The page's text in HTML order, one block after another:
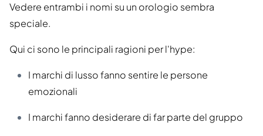
Vedere entrambi i nomi su un orologio sembra
speciale.
Qui ci sono le principali ragioni per l'hype:
I marchi di lusso fanno sentire le persone
emozionali
I marchi fanno desiderare di far parte del gruppo